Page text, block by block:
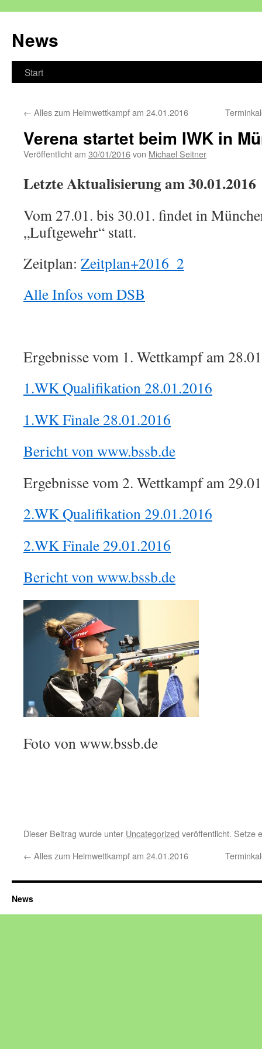
springen
News
Start
← Alles zum Heimwettkampf am 24.01.2016
Verena startet beim IWK in
Veröffentlicht am 30/01/2016von Michael Seitner
Letzte Aktualisierung am 30.01.2016
Vom 27.01. bis 30.01. findet in
„Luftgewehr“ statt.
Zeitplan: Zeitplan+2016_2
Alle Infos vom DSB
Ergebnisse vom 1. Wettkampf am
1.WK Qualifikation 28.01.2016
1.WK Finale 28.01.2016
Bericht von www.bssb.de
Ergebnisse vom 2. Wettkampf am
2.WK Qualifikation 29.01.2016
2.WK Finale 29.01.2016
Bericht von www.bssb.de
Foto von www.bssb.de
Dieser Beitrag wurde unter Uncategorized veröffentlicht. Setze
← Alles zum Heimwettkampf am 24.01.2016
News